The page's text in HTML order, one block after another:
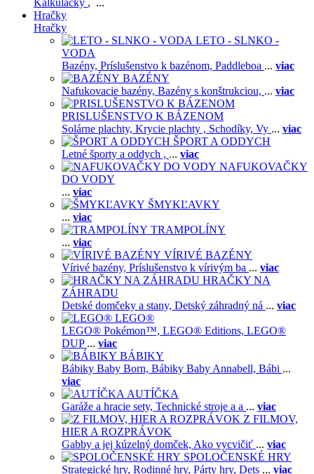
Kalkulačky , ...
Hračky
Hračky
LETO - SLNKO -
VODA
Bazény, Príslušenstvo k bazénom, Paddleboa ... viac
BAZÉNY
Nafukovacie bazény, Bazény s konštrukciou, ... viac
PRISLUŠENSTVO K BÁZENOM
Solárne plachty, Krycie plachty , Schodíky, Vy ... viac
ŠPORT A ODDYCH
Letné športy a oddych , ... viac
NAFUKOVAČKY
DO VODY
... viac
ŠMYKĽAVKY
... viac
TRAMPOLÍNY
... viac
VÍRIVÉ BAZÉNY
Vírivé bazény, Príslušenstvo k vírivým ba ... viac
HRAČKY NA
ZÁHRADU
Detské domčeky a stany, Detský záhradný ná ... viac
LEGO®
LEGO® Pokémon™, LEGO® Editions, LEGO®
DUP ... viac
BÁBIKY
Bábiky Baby Born, Bábiky Baby Annabell, Bábi ...
viac
AUTÍČKA
Garáže a hracie sety, Technické stroje a a ... viac
Z FILMOV,
HIER A ROZPRÁVOK
Gabby a jej kúzelný domček, Ako vycvičiť ... viac
SPOLOČENSKÉ HRY
Strategické hry, Rodinné hry, Párty hry, Dets ... viac